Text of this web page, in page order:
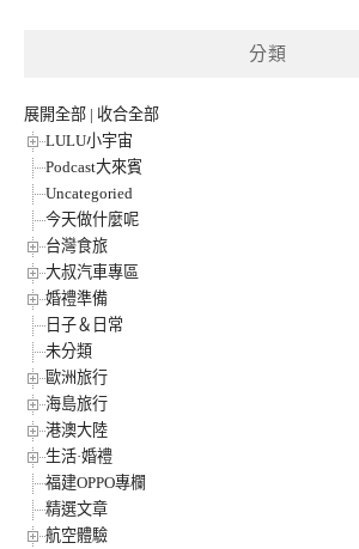
分類
展開全部 | 收合全部
LULU小宇宙
Podcast大來賓
Uncategoried
今天做什麼呢
台灣食旅
大叔汽車專區
婚禮準備
日子＆日常
未分類
歐洲旅行
海島旅行
港澳大陸
生活·婚禮
福建OPPO專欄
精選文章
航空體驗